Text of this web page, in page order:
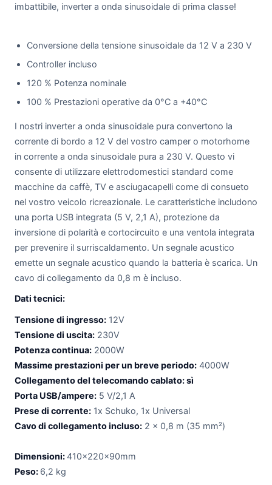
imbattibile, inverter a onda sinusoidale di prima classe!
Conversione della tensione sinusoidale da 12 V a 230 V
Controller incluso
120 % Potenza nominale
100 % Prestazioni operative da 0°C a +40°C
I nostri inverter a onda sinusoidale pura convertono la
corrente di bordo a 12 V del vostro camper o motorhome
in corrente a onda sinusoidale pura a 230 V. Questo vi
consente di utilizzare elettrodomestici standard come
macchine da caffè, TV e asciugacapelli come di consueto
nel vostro veicolo ricreazionale. Le caratteristiche includono
una porta USB integrata (5 V, 2,1 A), protezione da
inversione di polarità e cortocircuito e una ventola integrata
per prevenire il surriscaldamento. Un segnale acustico
emette un segnale acustico quando la batteria è scarica. Un
cavo di collegamento da 0,8 m è incluso.
Dati tecnici:
Tensione di ingresso: 12V
Tensione di uscita: 230V
Potenza continua: 2000W
Massime prestazioni per un breve periodo: 4000W
Collegamento del telecomando cablato: sì
Porta USB/ampere: 5 V/2,1 A
Prese di corrente: 1x Schuko, 1x Universal
Cavo di collegamento incluso: 2 x 0,8 m (35 mm²)
Dimensioni:410x220x90mm
Peso: 6,2 kg